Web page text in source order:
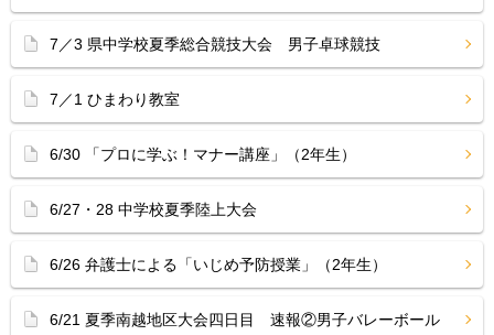
7／3 県中学校夏季総合競技大会 男子卓球競技
7／1 ひまわり教室
6/30 「プロに学ぶ！マナー講座」（2年生）
6/27・28 中学校夏季陸上大会
6/26 弁護士による「いじめ予防授業」（2年生）
6/21 夏季南越地区大会四日目 速報②男子バレーボール